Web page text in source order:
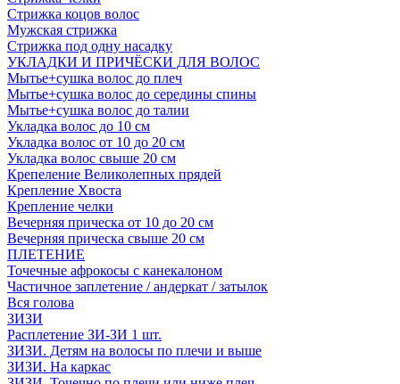
Стрижка коцов волос
Мужская стрижка
Стрижка под одну насадку
УКЛАДКИ И ПРИЧЁСКИ ДЛЯ ВОЛОС
Мытье+сушка волос до плеч
Мытье+сушка волос до середины спины
Мытье+сушка волос до талии
Укладка волос до 10 см
Укладка волос от 10 до 20 см
Укладка волос свыше 20 см
Крепеление Великолепных прядей
Крепление Хвоста
Крепление челки
Вечерняя прическа от 10 до 20 см
Вечерняя прическа свыше 20 см
ПЛЕТЕНИЕ
Точечные афрокосы с канекалоном
Частичное заплетение / андеркат / затылок
Вся голова
ЗИЗИ
Расплетение ЗИ-ЗИ 1 шт.
ЗИЗИ. Детям на волосы по плечи и выше
ЗИЗИ. На каркас